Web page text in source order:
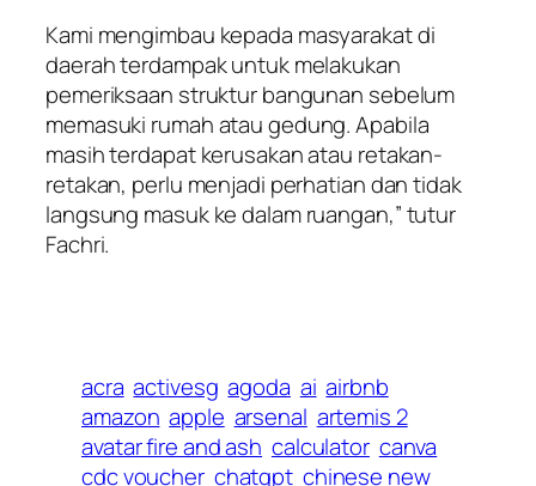
Kami mengimbau kepada masyarakat di
daerah terdampak untuk melakukan
pemeriksaan struktur bangunan sebelum
memasuki rumah atau gedung. Apabila
masih terdapat kerusakan atau retakan-
retakan, perlu menjadi perhatian dan tidak
langsung masuk ke dalam ruangan,” tutur
Fachri.
acra activesg agoda ai airbnb
amazon apple arsenal artemis 2
avatar fire and ash calculator canva
cdc voucher chatgpt chinese new